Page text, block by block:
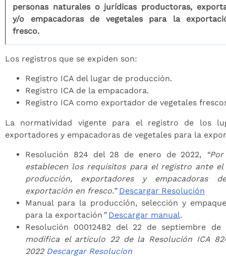
personas naturales o jurídicas productoras,
y/o empacadoras de vegetales para la
fresco.
Los registros que se expiden son:
Registro ICA del lugar de producción.
Registro ICA de la empacadora.
Registro ICA como exportador de vegetales
La normatividad vigente para el registro de los
exportadores y empacadoras de vegetales para la
Resolución 824 del 28 de enero de 2022,
establecen los requisitos para el registro ante
producción, exportadores y empacadoras
exportación en fresco.” Descargar Resolución
Manual para la producción, selección y
para la exportación ” Descargar manual.
Resolución 00012482 del 22 de septiembre de
modifica el artículo 22 de la Resolución ICA
2022 Descargar Resolucion